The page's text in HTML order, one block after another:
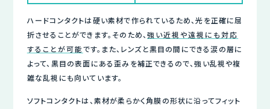
ハードコンタクトは硬い素材で作られているため、光を正確に屈
折させることができます。そのため、強い近視や遠視にも対応
することが可能です。また、レンズと黒目の間にできる涙の層に
よって、黒目の表面にある歪みを補正できるので、強い乱視や複
雑な乱視にも向いています。
ソフトコンタクトは、素材が柔らかく角膜の形状に沿ってフィット